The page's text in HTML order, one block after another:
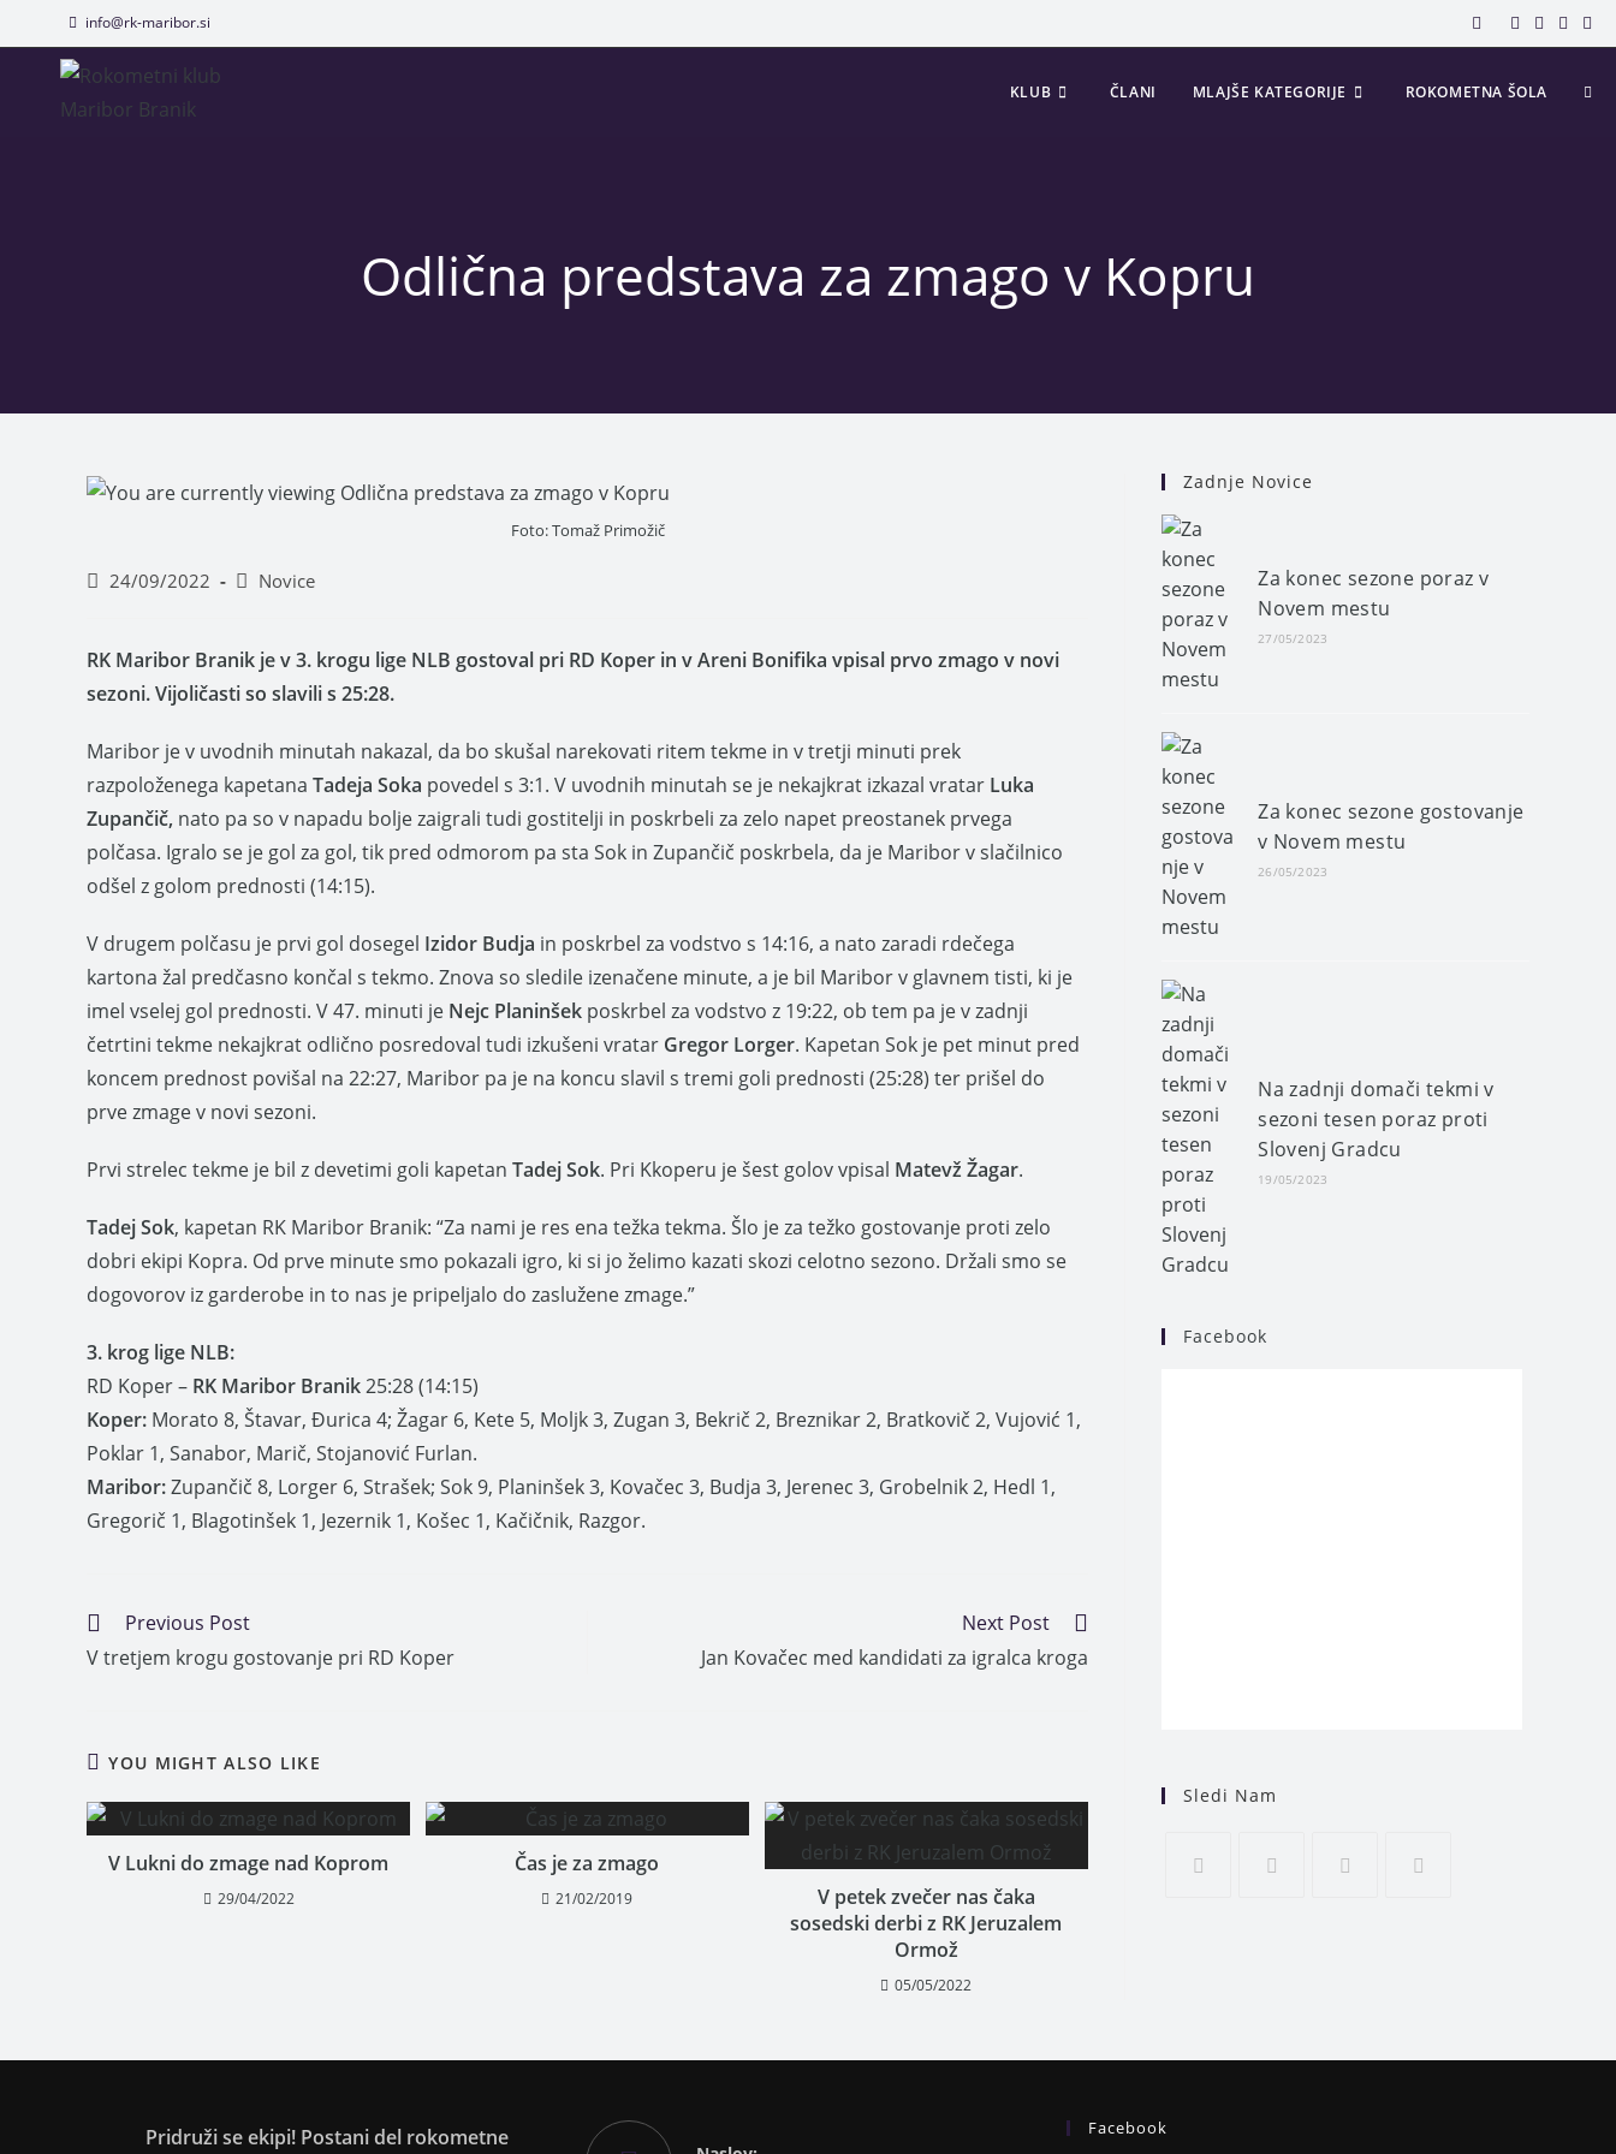
info@rk-maribor.si
KLUB ČLANI MLAJŠE KATEGORIJE ROKOMETNA ŠOLA
Odlična predstava za zmago v Kopru
Foto: Tomaž Primožič
24/09/2022 Novice
RK Maribor Branik je v 3. krogu lige NLB gostoval pri RD Koper in v Areni Bonifika vpisal prvo zmago v novi
sezoni. Vijoličasti so slavili s 25:28.
Maribor je v uvodnih minutah nakazal, da bo skušal narekovati ritem tekme in v tretji minuti prek
razpoloženega kapetana Tadeja Soka povedel s 3:1. V uvodnih minutah se je nekajkrat izkazal vratar Luka
Zupančič, nato pa so v napadu bolje zaigrali tudi gostitelji in poskrbeli za zelo napet preostanek prvega
polčasa. Igralo se je gol za gol, tik pred odmorom pa sta Sok in Zupančič poskrbela, da je Maribor v slačilnico
odšel z golom prednosti (14:15).
V drugem polčasu je prvi gol dosegel Izidor Budja in poskrbel za vodstvo s 14:16, a nato zaradi rdečega
kartona žal predčasno končal s tekmo. Znova so sledile izenačene minute, a je bil Maribor v glavnem tisti, ki je
imel vselej gol prednosti. V 47. minuti je Nejc Planinšek poskrbel za vodstvo z 19:22, ob tem pa je v zadnji
četrtini tekme nekajkrat odlično posredoval tudi izkušeni vratar Gregor Lorger. Kapetan Sok je pet minut pred
koncem prednost povišal na 22:27, Maribor pa je na koncu slavil s tremi goli prednosti (25:28) ter prišel do
prve zmage v novi sezoni.
Prvi strelec tekme je bil z devetimi goli kapetan Tadej Sok. Pri Kkoperu je šest golov vpisal Matevž Žagar.
Tadej Sok, kapetan RK Maribor Branik: “Za nami je res ena težka tekma. Šlo je za težko gostovanje proti zelo
dobri ekipi Kopra. Od prve minute smo pokazali igro, ki si jo želimo kazati skozi celotno sezono. Držali smo se
dogovorov iz garderobe in to nas je pripeljalo do zaslužene zmage.”
3. krog lige NLB:
RD Koper – RK Maribor Branik25:28 (14:15)
Koper: Morato 8, Štavar, Đurica 4; Žagar 6, Kete 5, Moljk 3, Zugan 3, Bekrič 2, Breznikar 2, Bratkovič 2, Vujović 1,
Poklar 1, Sanabor, Marič, Stojanović Furlan.
Maribor:Zupančič 8, Lorger 6, Strašek; Sok 9, Planinšek 3, Kovačec 3, Budja 3, Jerenec 3, Grobelnik 2, Hedl 1,
Gregorič 1, Blagotinšek 1, Jezernik 1, Košec 1, Kačičnik, Razgor.
Previous Post
V tretjem krogu gostovanje pri RD Koper
Next Post
Jan Kovačec med kandidati za igralca kroga
YOU MIGHT ALSO LIKE
V Lukni do zmage nad Koprom
29/04/2022
Čas je za zmago
21/02/2019
V petek zvečer nas čaka
sosedski derbi z RK Jeruzalem
Ormož
05/05/2022
Zadnje Novice
Za konec sezone poraz v
Novem mestu
27/05/2023
Za konec sezone gostovanje
v Novem mestu
26/05/2023
Na zadnji domači tekmi v
sezoni tesen poraz proti
Slovenj Gradcu
19/05/2023
Facebook
Sledi Nam
Pridruži se ekipi! Postani del rokometne Facebook